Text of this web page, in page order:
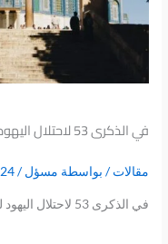
في الذكرى 53 لاحتلال اليهود للقدس
مقالات/ بواسطة مسؤل/24 أبريل، 2023
في الذكرى 53 لاحتلال اليهود للقدس